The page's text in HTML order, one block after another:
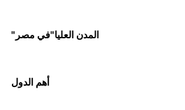
"المدن العليا"في مصر
أهم الدول